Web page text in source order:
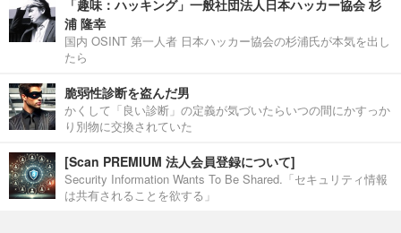
「趣味：ハッキング」一般社団法人日本ハッカー協会 杉
浦 隆幸
国内 OSINT 第一人者 日本ハッカー協会の杉浦氏が本気を出し
たら
脆弱性診断を盗んだ男
かくして「良い診断」の定義が気づいたらいつの間にかすっか
り別物に交換されていた
[Scan PREMIUM 法人会員登録について]
Security Information Wants To Be Shared.「セキュリティ情報
は共有されることを欲する」